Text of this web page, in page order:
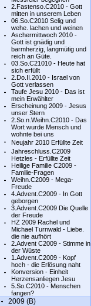
2.Fastenso.C2010 - Gott
mitten in unserem Leben
06.So.C2010 Selig und
wehe. lachen und weinen
Aschermittwoch 2010 -
Gott ist gnädig und
barmherzig, langmütig und
reich an Güte.
03.So.C21010 - Heute hat
sich erfüllt
2.Do.II.2010 - Israel von
Gott verlassen
Taufe Jesu 2010 - Das ist
mein Erwählter
Erscheinung 2009 - Jesus
unser Stern
2.So.n.Weihn.C2010 - Das
Wort wurde Mensch und
wohnte bei uns
Neujahr 2010 Erfüllte Zeit
Jahreschluss.C2009
Hetzles - Erfüllte Zeit
Heilige Familie C2009 -
Familie-Fragen
Weihn.C2009 - Mega-
Freude
4.Advent.C2009 - In Gott
geborgen
3.Advent.C2009 Die Quelle
der Freude
HZ 2009 Rachel und
Michael Turnwald - Liebe.
die nie aufhört
2.Advent C2009 - Stimme in
der Wüste
1.Advent.C2009 - Kopf
hoch - die Erlösung naht
Konversion - Einheit
Herzensanliegen Jesu
5.So.C2010 - Menschen
fangen?
2009 (B)